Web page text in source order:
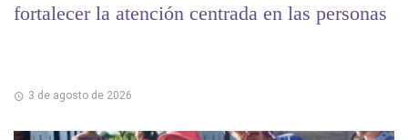
fortalecer la atención centrada en las personas
3 de agosto de 2026